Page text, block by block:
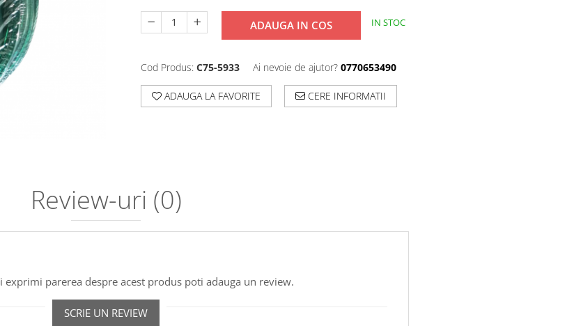
ADAUGA IN COS IN STOC
Cod Produs: C75-5933 Ai nevoie de ajutor? 0770653490
ADAUGA LA FAVORITE CERE INFORMATII
Review-uri (0)
exprimi parerea despre acest produs poti adauga un review.
SCRIE UN REVIEW